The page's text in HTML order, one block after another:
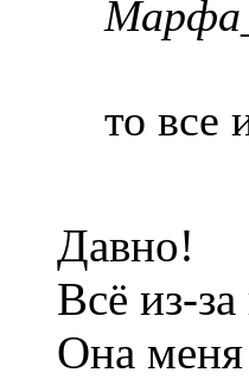
то все
Давно!
Всё из-за
Она